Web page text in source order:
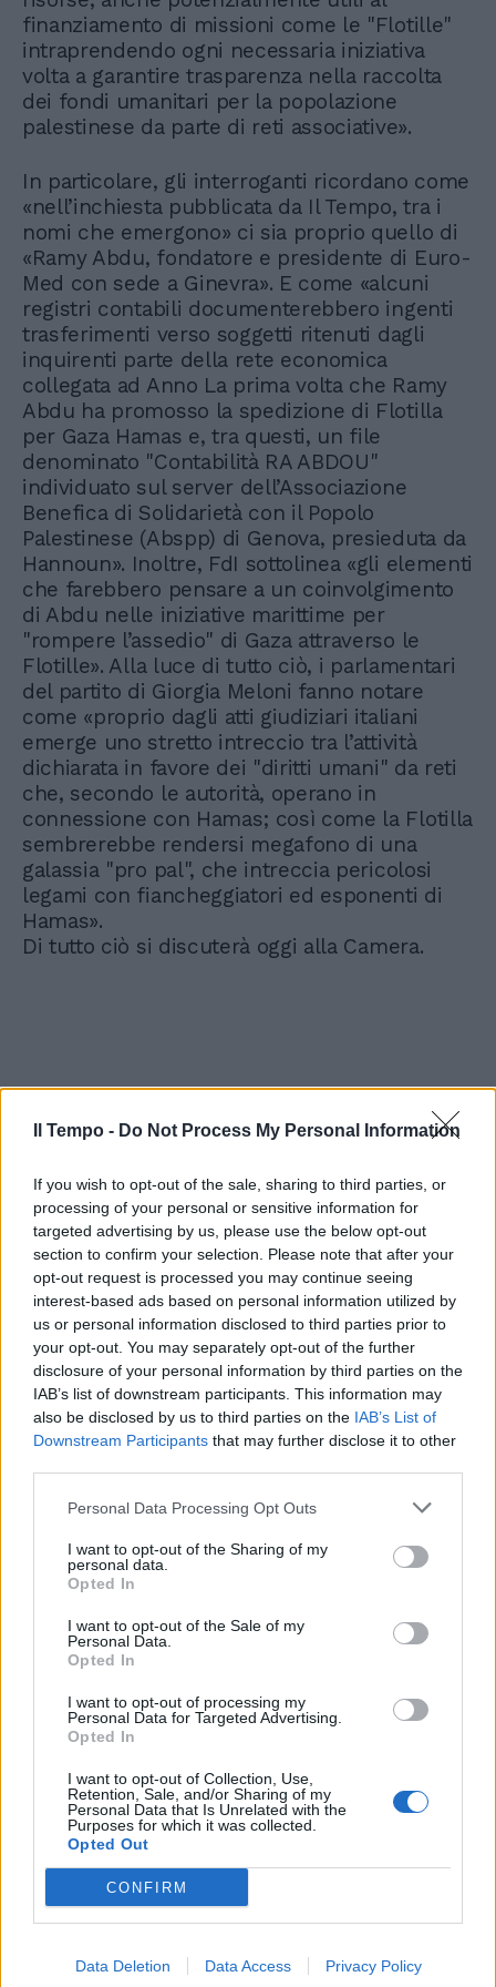
Il Tempo - Do Not Process My Personal Information
If you wish to opt-out of the sale, sharing to third parties, or
processing of your personal or sensitive information for
targeted advertising by us, please use the below opt-out
section to confirm your selection. Please note that after your
opt-out request is processed you may continue seeing
interest-based ads based on personal information utilized by
us or personal information disclosed to third parties prior to
your opt-out. You may separately opt-out of the further
disclosure of your personal information by third parties on the
IAB’s list of downstream participants. This information may
also be disclosed by us to third parties on the IAB’s List of
Downstream Participants that may further disclose it to other
Personal Data Processing Opt Outs
I want to opt-out of the Sharing of my
personal data.
Opted In
I want to opt-out of the Sale of my
Personal Data.
Opted In
I want to opt-out of processing my
Personal Data for Targeted Advertising.
Opted In
I want to opt-out of Collection, Use,
Retention, Sale, and/or Sharing of my
Personal Data that Is Unrelated with the
Purposes for which it was collected.
Opted Out
CONFIRM
Data Deletion Data Access Privacy Policy
finanziamento di missioni come le "Flotille"
intraprendendo ogni necessaria iniziativa
volta a garantire trasparenza nella raccolta
dei fondi umanitari per la popolazione
palestinese da parte di reti associative».
In particolare, gli interroganti ricordano come
«nell’inchiesta pubblicata da Il Tempo, tra i
nomi che emergono» ci sia proprio quello di
«Ramy Abdu, fondatore e presidente di Euro-
Med con sede a Ginevra». E come «alcuni
registri contabili documenterebbero ingenti
trasferimenti verso soggetti ritenuti dagli
inquirenti parte della rete economica
collegata ad Anno La prima volta che Ramy
Abdu ha promosso la spedizione di Flotilla
per Gaza Hamas e, tra questi, un file
denominato "Contabilità RA ABDOU"
individuato sul server dell’Associazione
Benefica di Solidarietà con il Popolo
Palestinese (Abspp) di Genova, presieduta da
Hannoun». Inoltre, FdI sottolinea «gli elementi
che farebbero pensare a un coinvolgimento
di Abdu nelle iniziative marittime per
"rompere l’assedio" di Gaza attraverso le
Flotille». Alla luce di tutto ciò, i parlamentari
del partito di Giorgia Meloni fanno notare
come «proprio dagli atti giudiziari italiani
emerge uno stretto intreccio tra l’attività
dichiarata in favore dei "diritti umani" da reti
che, secondo le autorità, operano in
connessione con Hamas; così come la Flotilla
sembrerebbe rendersi megafono di una
galassia "pro pal", che intreccia pericolosi
legami con fiancheggiatori ed esponenti di
Hamas».
Di tutto ciò si discuterà oggi alla Camera.